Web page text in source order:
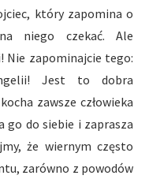
który zapomina o
niego czekać. Ale
Nie zapominajcie tego:
Jest to dobra
zawsze człowieka
go do siebie i zaprasza
że wiernym często
zarówno z powodów